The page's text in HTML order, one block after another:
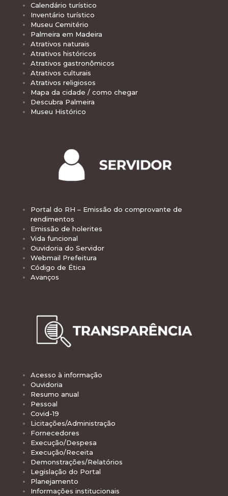
Calendário turístico
Inventário turístico
Museu Cemitério
Palmeira em Madeira
Atrativos naturais
Atrativos históricos
Atrativos gastronômicos
Atrativos culturais
Atrativos religiosos
Mapa da cidade / como chegar
Descubra Palmeira
Museu Histórico
Portal do RH – Emissão do comprovante de
rendimentos
Emissão de holerites
Vida funcional
Ouvidoria do Servidor
Webmail Prefeitura
Código de Ética
Avanços
Acesso à informação
Ouvidoria
Resumo anual
Pessoal
Covid-19
Licitações/Administração
Fornecedores
Execução/Despesa
Execução/Receita
Demonstrações/Relatórios
Legislação do Portal
Planejamento
Informações institucionais